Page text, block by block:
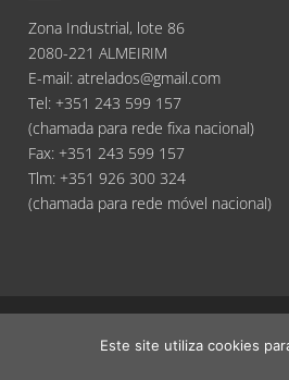
Zona Industrial, lote 86
2080-221 ALMEIRIM
E-mail: atrelados@gmail.com
Tel: +351 243 599 157
(chamada para rede fixa nacional)
Fax: +351 243 599 157
Tlm: +351 926 300 324
(chamada para rede móvel nacional)
Este site utiliza cookies